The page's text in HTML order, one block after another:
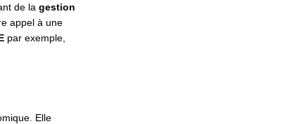
de la gestion
appel à une
par exemple,
Elle